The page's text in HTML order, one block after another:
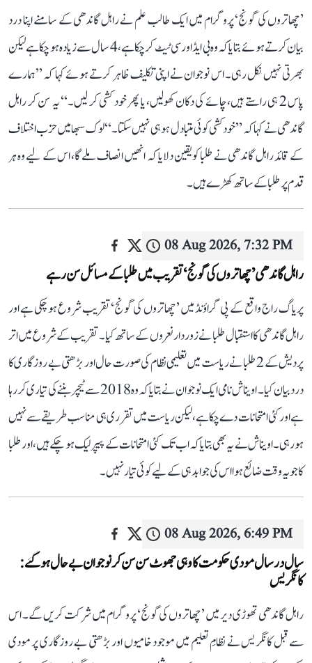
’چھاتروں کی گونج‘ پروگرام میں ایک طالب علم نے راہل گاندھی کے سامنے اپنا درد
بیان کرتے ہوئے بتایا کہ وہ بی ایڈ اور سی ٹیٹ کر چکا ہے، 4 سال سے زیادہ ہو چکا ہے لیکن
بھرتی نہیں نکل رہی۔ اس نوجوان نے اپنی تکلیف ظاہر کرتے ہوئے کہا کہ ’’ہمارے
پاس 2 ہی راستے ہیں، چائے کی دکان کھولیں، یا پھر خود کشی کر لیں۔‘‘ یہ سن کر راہل
گاندھی نے کہا کہ ’’خودکشی کوئی متبادل ہو ہی نہیں سکتا۔‘‘ لوک سبھا میں حزب اختلاف
کے قائد راہل گاندھی نے طلبا کو یقین دلایا کہ انھیں انصاف ملے گا، اس کے لیے وہ ہر
قدم پر طلبا کے ساتھ کھڑے ہیں۔
08 Aug 2026, 7:32 PM
راہل گاندھی ’چھاتروں کی گونج‘ تقریب میں طلبا کے مسائل سن رہے
پریاگ راج واقع کے پی گراؤنڈ میں ’چھاتروں کی گونج‘ تقریب شروع ہو چکی ہے اور
راہل گاندھی کا استقبال طلبا نے زوردار نعروں کے ساتھ کیا۔ تقریب کے شروع میں اتر
پردیش کے 2 طلبا نے ریاست میں تعلیمی نظام کی صورت حال اور بڑھتی بے روزگاری کا
درد بیان کیا۔ اویناش نامی ایک نوجوان نے بتایا کہ وہ 2018 سے ٹیچر بننے کی تیاری کر رہا
ہے اور کئی امتحانات دے چکا ہے، لیکن ریاست میں تقرری ہی مناسب طریقے سے نہیں
ہو رہی۔ اویناش نے یہ بھی بتایا کہ اب تک کئی امتحانات کے پیپر لیک ہو چکے ہیں، اور طلبا
کا جو یہ وقت ضائع ہوا اس کی جوابدہی کے لیے کوئی تیار نہیں۔
08 Aug 2026, 6:49 PM
سال در سال مودی حکومت کا وہی جھوٹ سن سن کر نوجوان بے حال ہو گئے:
کانگریس
راہل گاندھی تھوڑی دیر میں ’چھاتروں کی گونج‘ پروگرام میں شرکت کریں گے۔ اس
سے قبل کانگریس نے نظامِ تعلیم میں موجود خامیوں اور بڑھتی بے روزگاری پر مودی